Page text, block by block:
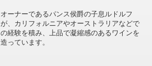
オーナーであるパンス侯爵の子息ルドルフ
が、カリフォルニアやオーストラリアなどで
の経験を積み、上品で凝縮感のあるワインを
造っています。